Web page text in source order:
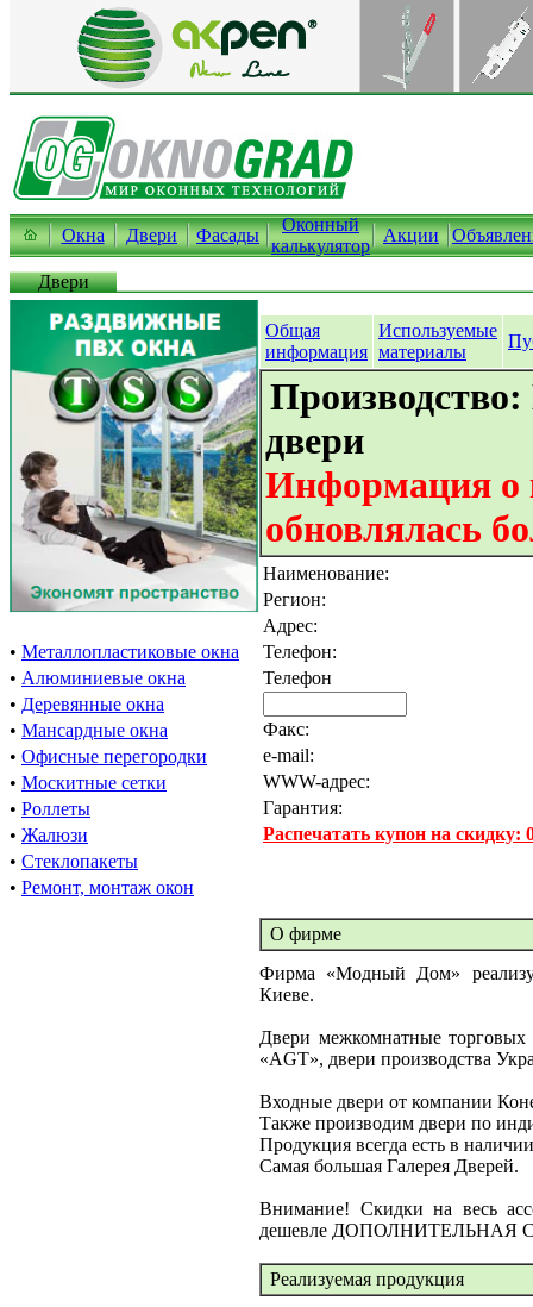
Окна Двери Фасады
Оконный
калькулятор
Акции
Двери
• Металлопластиковые окна
• Алюминиевые окна
• Деревянные окна
• Мансардные окна
• Офисные перегородки
• Москитные сетки
• Роллеты
• Жалюзи
• Стеклопакеты
• Ремонт, монтаж окон
Общая
информация
Используемые
материалы
двери
Информация о
обновлялась
Наименование:
Регион:
Адрес:
Телефон:
Телефон
Факс:
e-mail:
WWW-адрес:
Гарантия:
Распечатать купон на скидку:
О фирме
Фирма «Модный Дом»
Киеве.
Двери межкомнатные торговых
«AGT», двери производства
Входные двери от компании
Также производим двери по
Продукция всегда есть в
Самая большая Галерея Дверей.
Внимание! Скидки на весь
дешевле ДОПОЛНИТЕЛЬНАЯ
Реализуемая продукция